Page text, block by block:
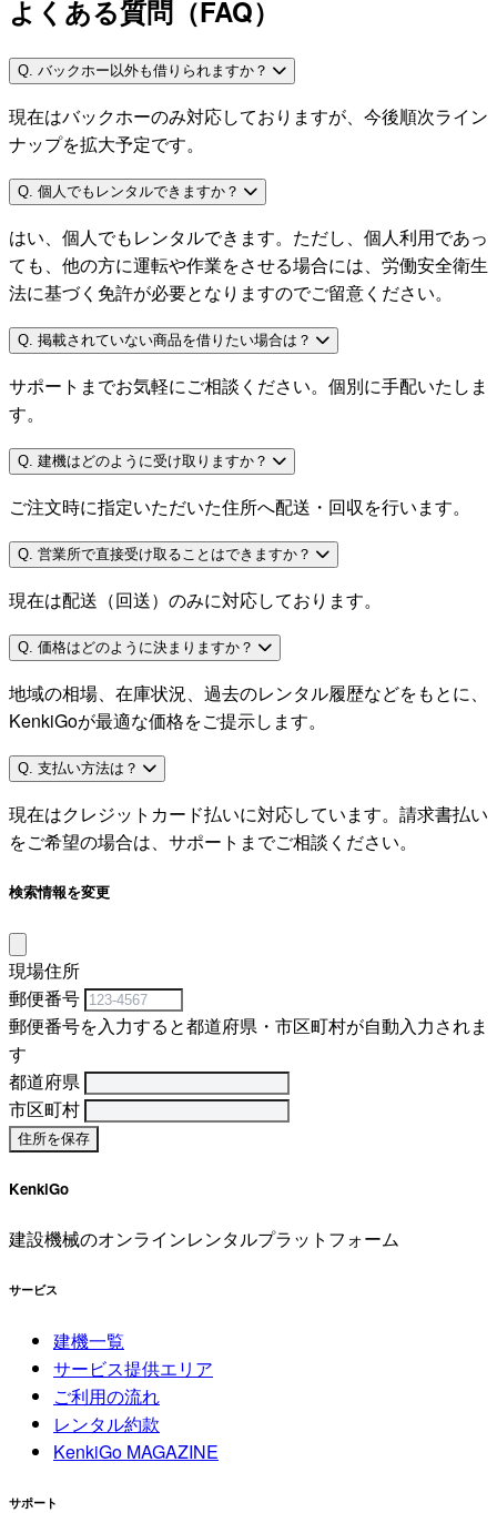
よくある質問（FAQ）
Q. バックホー以外も借りられますか？
現在はバックホーのみ対応しておりますが、今後順次ライン
ナップを拡大予定です。
Q. 個人でもレンタルできますか？
はい、個人でもレンタルできます。ただし、個人利用であっ
ても、他の方に運転や作業をさせる場合には、労働安全衛生
法に基づく免許が必要となりますのでご留意ください。
Q. 掲載されていない商品を借りたい場合は？
サポートまでお気軽にご相談ください。個別に手配いたしま
す。
Q. 建機はどのように受け取りますか？
ご注文時に指定いただいた住所へ配送・回収を行います。
Q. 営業所で直接受け取ることはできますか？
現在は配送（回送）のみに対応しております。
Q. 価格はどのように決まりますか？
地域の相場、在庫状況、過去のレンタル履歴などをもとに、
KenkiGoが最適な価格をご提示します。
Q. 支払い方法は？
現在はクレジットカード払いに対応しています。請求書払い
をご希望の場合は、サポートまでご相談ください。
検索情報を変更
現場住所
郵便番号
郵便番号を入力すると都道府県・市区町村が自動入力されま
す
都道府県
市区町村
KenkiGo
建設機械のオンラインレンタルプラットフォーム
サービス
建機一覧
サービス提供エリア
ご利用の流れ
レンタル約款
KenkiGo MAGAZINE
サポート